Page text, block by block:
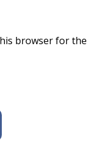
browser for the